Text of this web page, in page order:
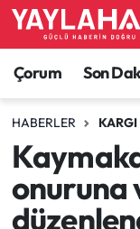
Çorum Son
HABERLER
onuruna
Alaca
Bayat
Bilgi -
Bilim ve
Çorum
Çorum
Çorum
Çorum